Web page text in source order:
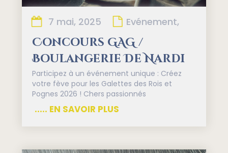
7 mai, 2025 Evénement,
Concours GAG /
Boulangerie De Nardi
Participez à un événement unique : Créez
votre fève pour les Galettes des Rois et
Pognes 2026 ! Chers passionnés
..... EN SAVOIR PLUS